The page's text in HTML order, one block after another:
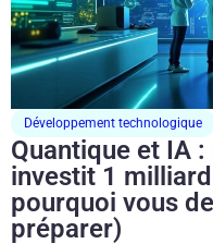
Développement technologique
Quantique et IA
investit 1 milliard
pourquoi vous
préparer)